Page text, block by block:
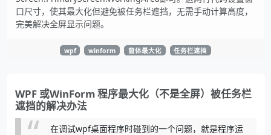
口尺寸，使其最大化但避免被任务栏遮挡，无需手动计算高度，
完美解决全屏显示问题。
wpf winform 窗体最大化 任务栏遮挡
WPF 或WinForm 程序最大化（不是全屏）被任务栏
遮挡的解决办法
在调试wpf桌面程序时碰到的一个问题，就是程序运